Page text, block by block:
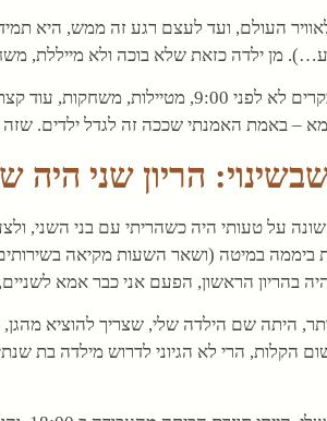
העולם, ועד לעצם רגע זה ממש, היא
מן ילדה כזאת שלא בוכה ולא מייללת,
היינו מתעוררות לנו בבקרים לא לפני
– באמת האמנתי שככה זה לגדל ילדים. שזה
הריון שני היה
על טעותי היה כשהריתי עם בני השני,
כמעט 24 שעות ביממה במיטה (ושאר השעות מקיאה
בהריון הראשון, הפעם אני כבר אמא
היתה שם הילדה שלי, שצריך להוציא
הקלות, הרי לא הגיוני לדרוש מילדה בת